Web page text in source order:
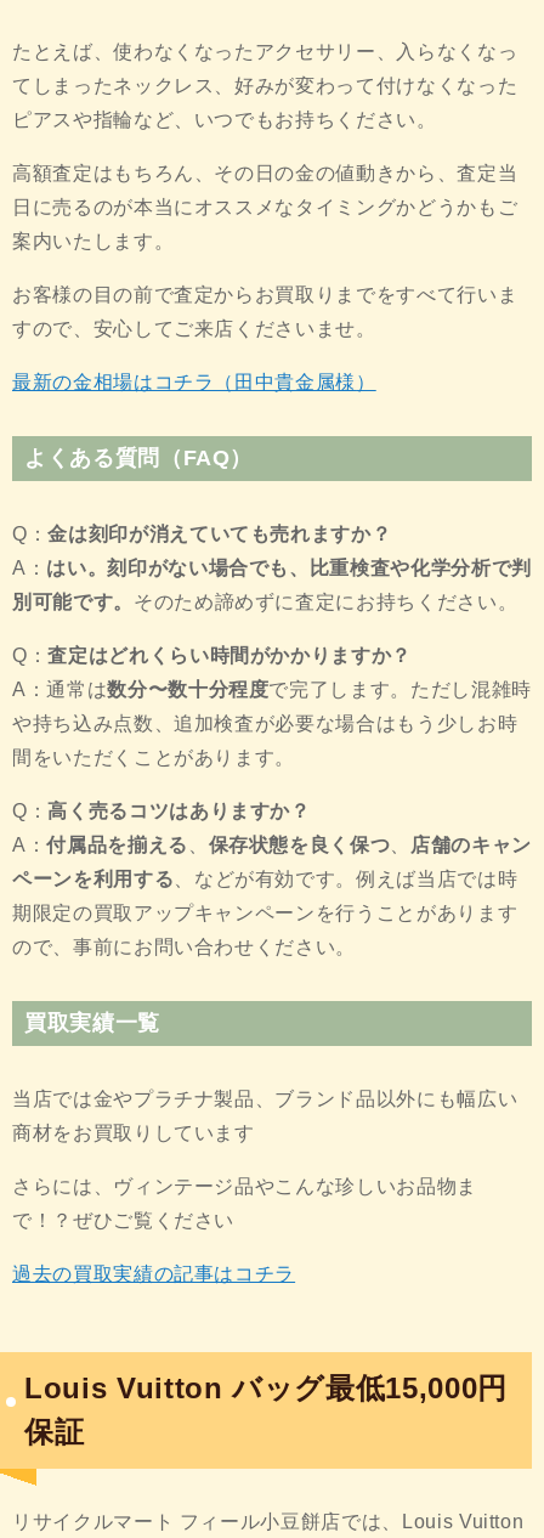
たとえば、使わなくなったアクセサリー、入らなくなっ
てしまったネックレス、好みが変わって付けなくなった
ピアスや指輪など、いつでもお持ちください。
高額査定はもちろん、その日の金の値動きから、査定当
日に売るのが本当にオススメなタイミングかどうかもご
案内いたします。
お客様の目の前で査定からお買取りまでをすべて行いま
すので、安心してご来店くださいませ。
最新の金相場はコチラ（田中貴金属様 ）
よくある質問（FAQ）
Q：金は刻印が消えていても売れますか？
A： はい。刻印がない場合でも、比重検査や化学分析で判
別可能です。 そのため諦めずに査定にお持ちください。
Q：査定はどれくらい時間がかかりますか？
A：通常は数分〜数十分程度で完了します。ただし混雑時
や持ち込み点数、追加検査が必要な場合はもう少しお時
間をいただくことがあります。
Q：高く売るコツはありますか？
A：付属品を揃える 、 保存状態を良く保つ、 店舗のキャン
ペーンを利用する、などが有効です。例えば当店では時
期限定の買取アップキャンペーンを行うことがあります
ので、事前にお問い合わせください。
買取実績一覧
当店では金やプラチナ製品、ブランド品以外にも幅広い
商材をお買取りしています
さらには、ヴィンテージ品やこんな珍しいお品物ま
で！？ぜひご覧ください
過去の買取実績の記事はコチラ
Louis Vuitton バッグ最低15,000円
保証
リサイクルマート フィール小豆餅店では、Louis Vuitton